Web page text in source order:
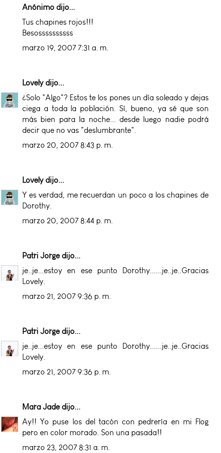
Anónimo dijo...
Tus chapines rojos!!!
Besossssssssss
marzo 19, 2007 7:31 a. m.
Lovelydijo...
¿Solo "Algo"? Estos te los pones un día soleado y dejas
ciega a toda la población. Sí, bueno, ya sé que son
más bien para la noche... desde luego nadie podrá
decir que no vas "deslumbrante".
marzo 20, 2007 8:43 p. m.
Lovelydijo...
Y es verdad, me recuerdan un poco a los chapines de
Dorothy.
marzo 20, 2007 8:44 p. m.
Patri Jorgedijo...
je..je...estoy en ese punto Dorothy......je..je..Gracias
Lovely.
marzo 21, 2007 9:36 p. m.
Patri Jorgedijo...
je..je...estoy en ese punto Dorothy......je..je..Gracias
Lovely.
marzo 21, 2007 9:36 p. m.
Mara Jadedijo...
Ay!! Yo puse los del tacón con pedrería en mi Flog
pero en color morado. Son una pasada!!
marzo 23, 2007 8:31 a. m.